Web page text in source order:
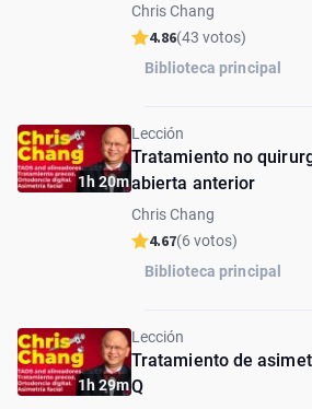
Chris Chang
4.86(43 votos)
Biblioteca principal
1h 20m
Lección
Tratamiento no
abierta anterior
Chris Chang
4.67(6 votos)
Biblioteca principal
1h 29m
Lección
Tratamiento de
Q